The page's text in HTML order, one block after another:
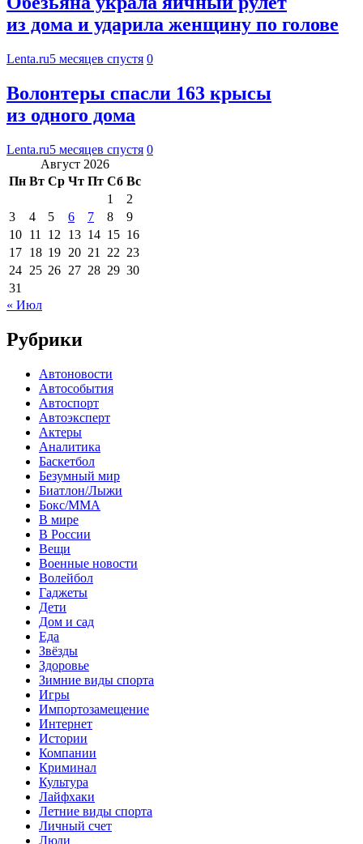
из дома и ударила женщину по голове
Lenta.ru5 месяцев спустя 0
Волонтеры спасли 163 крысы
из одного дома
Lenta.ru5 месяцев спустя 0
Август 2026
Пн Вт Ср Чт Пт Сб Вс
1
2
3
4 5 6 7 8
9
10 11 12 13 14 15 16
17 18 19 20 21 22 23
24 25 26 27 28 29 30
31
« Июл
Рубрики
Автоновости
Автособытия
Автоспорт
Автоэксперт
Актеры
Аналитика
Баскетбол
Безумный мир
Биатлон/Лыжи
Бокс/MMA
В мире
В России
Вещи
Военные новости
Волейбол
Гаджеты
Дети
Дом и сад
Еда
Звёзды
Здоровье
Зимние виды спорта
Игры
Импортозамещение
Интернет
Истории
Компании
Криминал
Культура
Лайфхаки
Летние виды спорта
Личный счет
Люди